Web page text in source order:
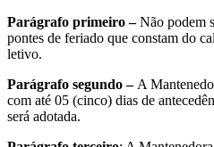
Parágrafo primeiro –Não podem
pontes de feriado que constam do
letivo.
Parágrafo segundo – A
com até 05 (cinco) dias de
será adotada.